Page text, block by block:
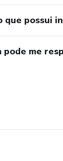
possui
me